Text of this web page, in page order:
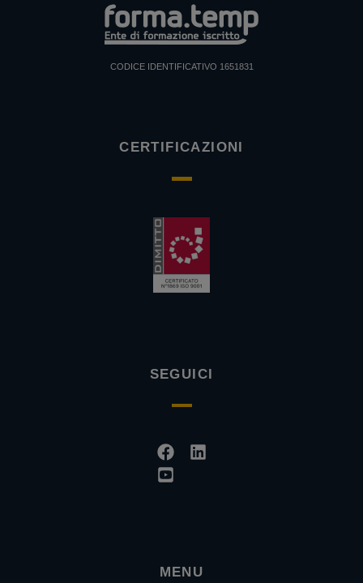
CODICE IDENTIFICATIVO 1651831
CERTIFICAZIONI
SEGUICI
Facebook
Linkedin
Youtube-
square
MENU